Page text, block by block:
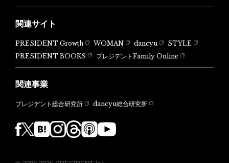
関連サイト
PRESIDENT Growth WOMAN dancyu
STYLE
PRESIDENT BOOKS
プレジデントFamily Online
関連事業
プレジデント総合研究所 dancyu総合研究所